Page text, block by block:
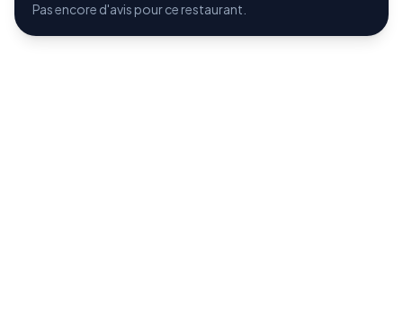
Pas encore d'avis pour ce restaurant.